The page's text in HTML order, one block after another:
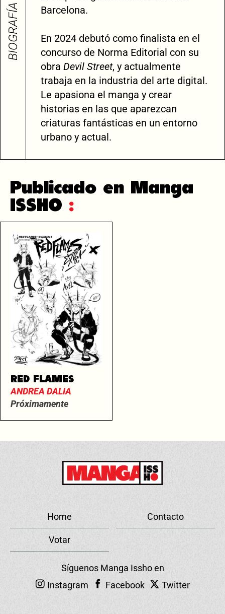
BIOGRAFÍA
Barcelona.
En 2024 debutó como finalista en el
concurso de Norma Editorial con su
obra Devil Street, y actualmente
trabaja en la industria del arte digital.
Le apasiona el manga y crear
historias en las que aparezcan
criaturas fantásticas en un entorno
urbano y actual.
Publicado en Manga
ISSHO :
RED FLAMES
ANDREA DALIA
Próximamente
Home Contacto
Votar
Síguenos Manga Issho en
Instagram
Facebook Twitter